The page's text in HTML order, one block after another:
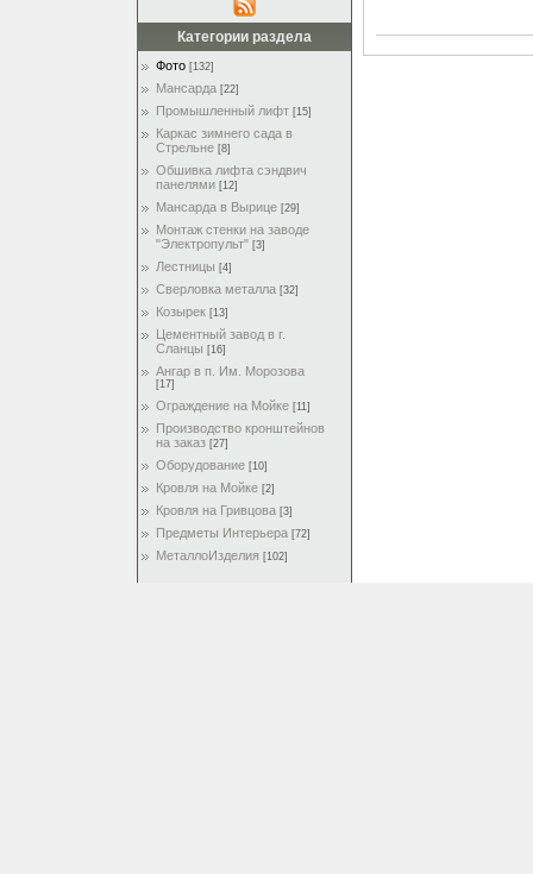
Категории раздела
Фото [132]
Мансарда [22]
Промышленный лифт [15]
Каркас зимнего сада в
Стрельне [8]
Обшивка лифта сэндвич
панелями [12]
Мансарда в Вырице [29]
Монтаж стенки на заводе
"Электропульт" [3]
Лестницы [4]
Сверловка металла [32]
Козырек [13]
Цементный завод в г.
Сланцы [16]
Ангар в п. Им. Морозова
[17]
Ограждение на Мойке [11]
Производство кронштейнов
на заказ [27]
Оборудование [10]
Кровля на Мойке [2]
Кровля на Гривцова [3]
Предметы Интерьера [72]
МеталлоИзделия [102]